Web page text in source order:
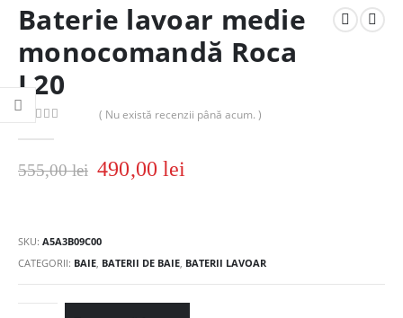
Baterie lavoar medie
monocomandă Roca
L20
( Nu există recenzii până acum. )
555,00lei 490,00lei
SKU: A5A3B09C00
CATEGORII: BAIE BATERII DE BAIE BATERII LAVOAR